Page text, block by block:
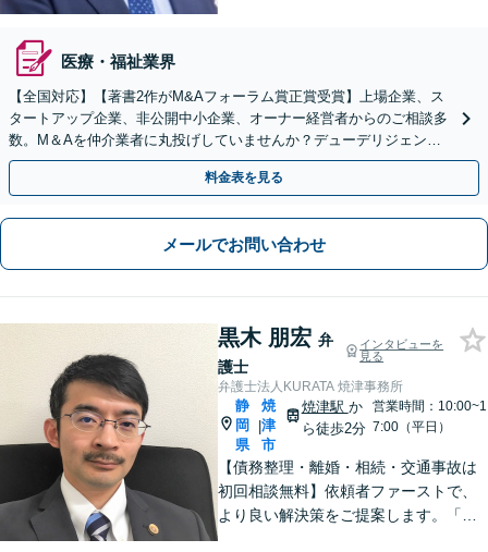
医療・福祉業界
【全国対応】【著書2作がM&Aフォーラム賞正賞受賞】上場企業、ス
タートアップ企業、非公開中小企業、オーナー経営者からのご相談多
数。M＆Aを仲介業者に丸投げしていませんか？デューデリジェンス
や契約書作成・交渉はお任せください【初回無料】
料金表を見る
メールでお問い合わせ
黒木 朋宏 弁
護士
インタビューを
見る
弁護士法人KURATA 焼津事務所
静
岡
県
|
焼
津
市
焼津駅 か
ら徒歩2分
営業時間：10:00~1
7:00（平日）
【債務整理・離婚・相続・交通事故は
初回相談無料】依頼者ファーストで、
より良い解決策をご提案します。「お